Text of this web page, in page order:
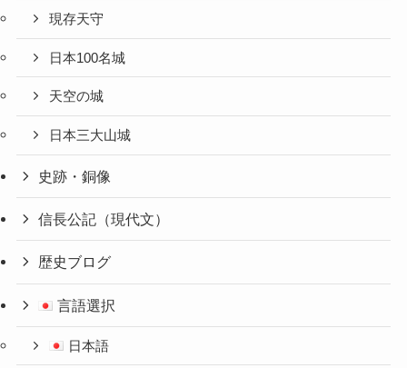
現存天守
日本100名城
天空の城
日本三大山城
史跡・銅像
信長公記（現代文）
歴史ブログ
言語選択
日本語